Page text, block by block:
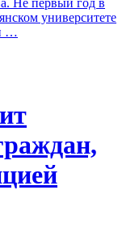
университете
…